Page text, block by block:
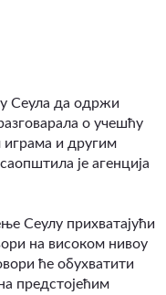
Сеула да одржи
о учешћу
играма и другим
је агенција
Сеулу прихватајући
на високом нивоу
ће обухватити
предстојећим